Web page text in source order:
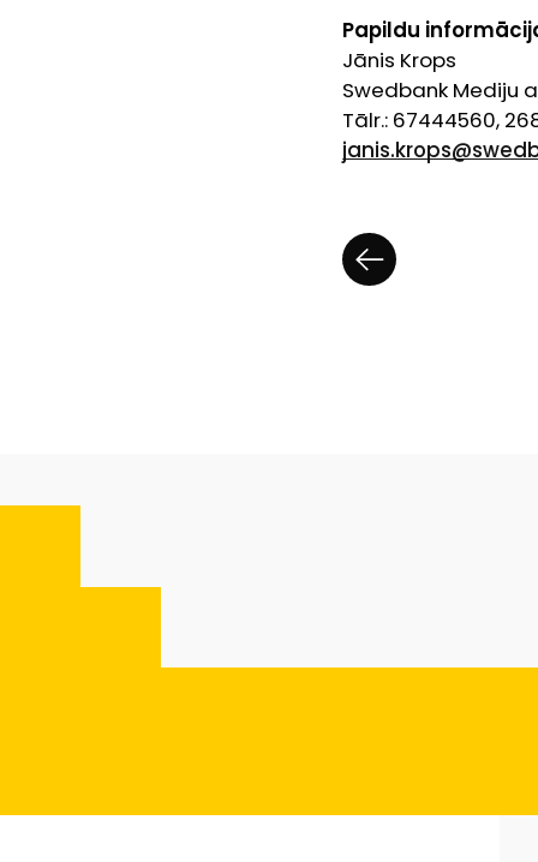
Papildu
Jānis Krops
Swedbank Mediju
Tālr.: 67444560,